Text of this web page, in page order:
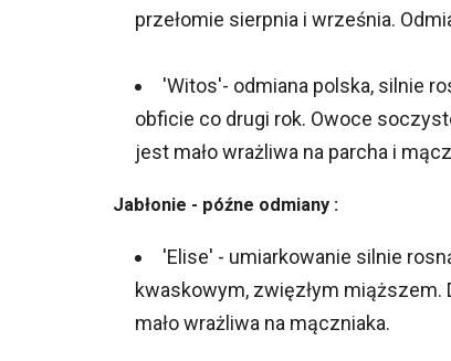
przełomie sierpnia i września.
'Witos'- odmiana polska, silnie
obficie co drugi rok. Owoce
jest mało wrażliwa na parcha i
Jabłonie - późne odmiany :
'Elise' - umiarkowanie silnie
kwaskowym, zwięzłym miąższem.
mało wrażliwa na mączniaka.